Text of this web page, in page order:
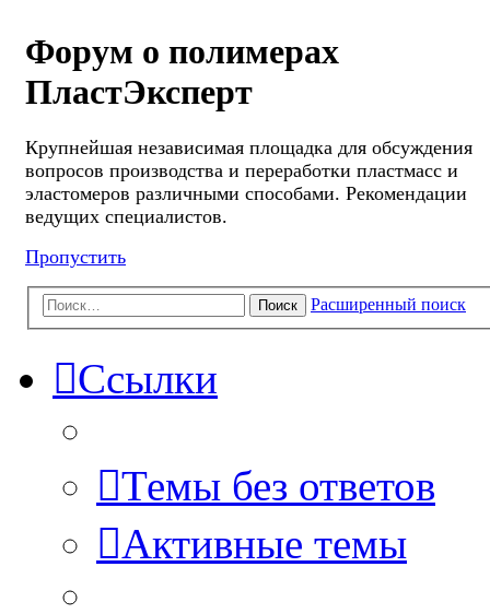
Форум о полимерах
ПластЭксперт
Крупнейшая независимая площадка для обсуждения
вопросов производства и переработки пластмасс и
эластомеров различными способами. Рекомендации
ведущих специалистов.
Пропустить
Поиск Расширенный поиск
Ссылки
Темы без ответов
Активные темы